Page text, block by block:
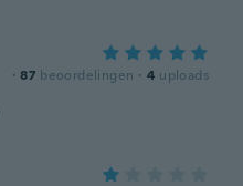
· 87 beoordelingen · 4 uploads